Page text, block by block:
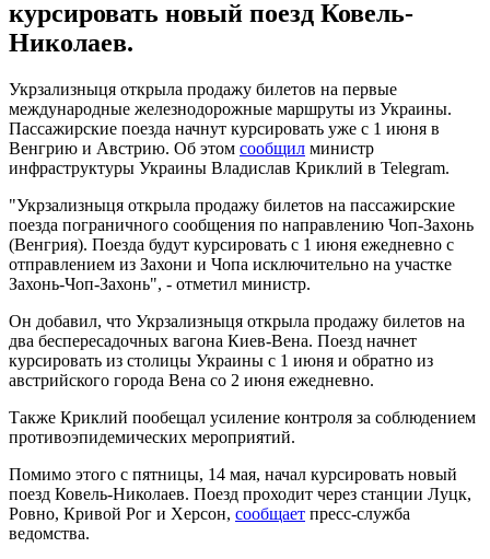
курсировать новый поезд Ковель-
Николаев.
Укрзализныця открыла продажу билетов на первые
международные железнодорожные маршруты из Украины.
Пассажирские поезда начнут курсировать уже с 1 июня в
Венгрию и Австрию. Об этом сообщил министр
инфраструктуры Украины Владислав Криклий в Telegram.
"Укрзализныця открыла продажу билетов на пассажирские
поезда пограничного сообщения по направлению Чоп-Захонь
(Венгрия). Поезда будут курсировать с 1 июня ежедневно с
отправлением из Захони и Чопа исключительно на участке
Захонь-Чоп-Захонь", - отметил министр.
Он добавил, что Укрзализныця открыла продажу билетов на
два беспересадочных вагона Киев-Вена. Поезд начнет
курсировать из столицы Украины с 1 июня и обратно из
австрийского города Вена со 2 июня ежедневно.
Также Криклий пообещал усиление контроля за соблюдением
противоэпидемических мероприятий.
Помимо этого с пятницы, 14 мая, начал курсировать новый
поезд Ковель-Николаев. Поезд проходит через станции Луцк,
Ровно, Кривой Рог и Херсон, сообщает пресс-служба
ведомства.